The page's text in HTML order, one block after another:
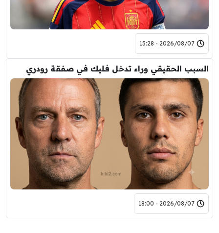
2026/08/07 - 15:28
السبب الحقيقي وراء تدخل فليك في صفقة رودري
2026/08/07 - 18:00